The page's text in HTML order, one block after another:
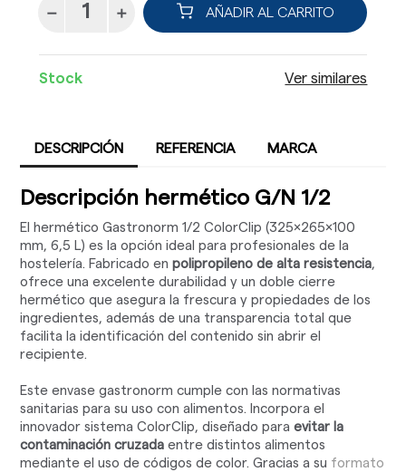
AÑADIR AL CARRITO
Stock Ver similares
DESCRIPCIÓN REFERENCIA MARCA
Descripción hermético G/N 1/2
El hermético Gastronorm 1/2 ColorClip (325x265x100
mm, 6,5 L) es la opción ideal para profesionales de la
hostelería. Fabricado enpolipropileno de alta resistencia,
ofrece una excelente durabilidad y un doble cierre
hermético que asegura la frescura y propiedades de los
ingredientes, además de una transparencia total que
facilita la identificación del contenido sin abrir el
recipiente.
Este envase gastronorm cumple con las normativas
sanitarias para su uso con alimentos. Incorpora el
innovador sistema ColorClip, diseñado paraevitar la
contaminación cruzada entre distintos alimentos
mediante el uso de códigos de color. Gracias a su formato